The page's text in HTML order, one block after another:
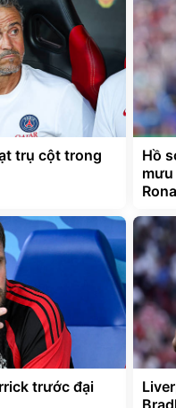
trụ cột trong
Hồ
trước đại